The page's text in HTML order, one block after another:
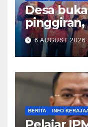
Desa
ekonomi
Hamidi
6 AUGUST 2026
BERITA INFO